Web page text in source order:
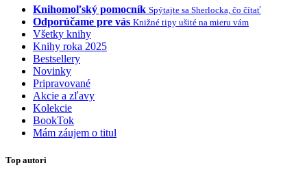
Knihomoľský pomocník Spýtajte sa Sherlocka, čo čítať
Odporúčame pre vás Knižné tipy ušité na mieru vám
Všetky knihy
Knihy roka 2025
Bestsellery
Novinky
Pripravované
Akcie a zľavy
Kolekcie
BookTok
Mám záujem o titul
Top autori